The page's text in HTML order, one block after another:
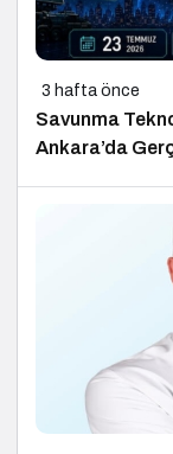
3 hafta önce
Savunma
Ankara’da